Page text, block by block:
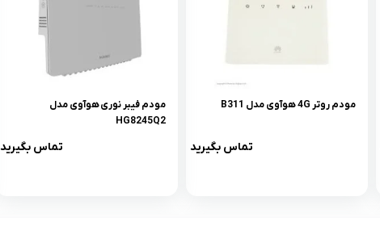
مودم روتر 4G هوآوی مدل B311
تماس بگیرید
مودم فیبر نوری هوآوی مدل
HG8245Q2
تماس بگیرید